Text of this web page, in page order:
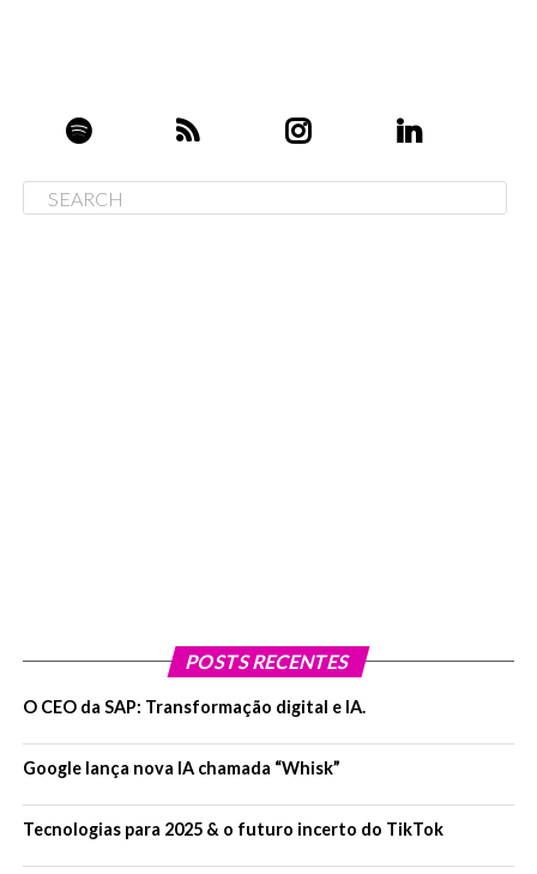
POSTS RECENTES
O CEO da SAP: Transformação digital e IA.
Google lança nova IA chamada “Whisk”
Tecnologias para 2025 & o futuro incerto do TikTok